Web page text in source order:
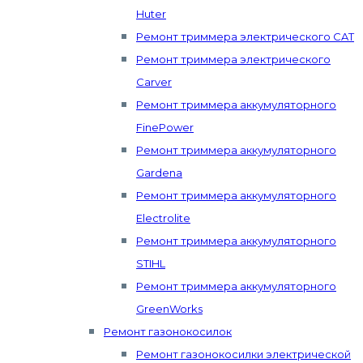
Huter
Ремонт триммера электрического CAT
Ремонт триммера электрического
Carver
Ремонт триммера аккумуляторного
FinePower
Ремонт триммера аккумуляторного
Gardena
Ремонт триммера аккумуляторного
Electrolite
Ремонт триммера аккумуляторного
STIHL
Ремонт триммера аккумуляторного
GreenWorks
Ремонт газонокосилок
Ремонт газонокосилки электрической